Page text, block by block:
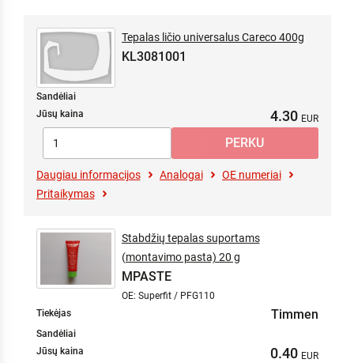
Tepalas ličio universalus Careco 400g
KL3081001
Sandėliai
Jūsų kaina
4.30
Daugiau informacijos Analogai
OE numeriai
Pritaikymas
Stabdžių tepalas suportams
(montavimo pasta) 20 g
MPASTE
OE: Superfit / PFG110
Tiekėjas
Timmen
Sandėliai
Jūsų kaina
0.40